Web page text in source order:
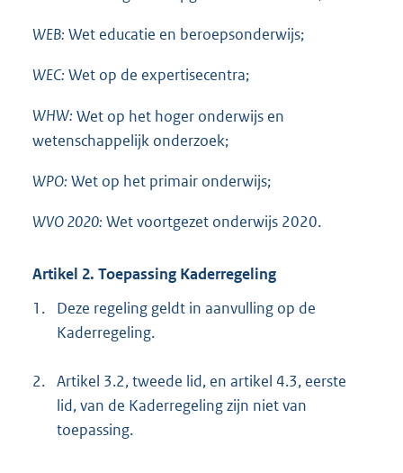
WEB: Wet educatie en beroepsonderwijs;
WEC: Wet op de expertisecentra;
WHW: Wet op het hoger onderwijs en
wetenschappelijk onderzoek;
WPO: Wet op het primair onderwijs;
WVO 2020: Wet voortgezet onderwijs 2020.
Artikel 2. Toepassing Kaderregeling
1.
Deze regeling geldt in aanvulling op de
Kaderregeling.
2. Artikel 3.2, tweede lid, en artikel 4.3, eerste
lid, van de Kaderregeling zijn niet van
toepassing.